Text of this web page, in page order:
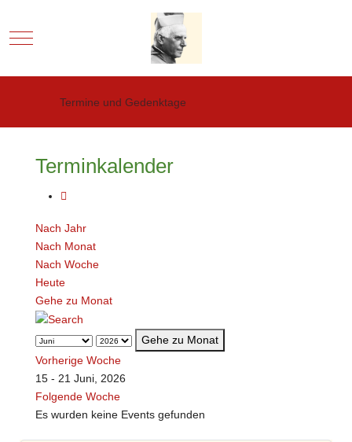
Mobile Menu Toggle
Termine und Gedenktage
Terminkalender
Nach Jahr
Nach Monat
Nach Woche
Heute
Gehe zu Monat
Gehe zu Monat
Vorherige Woche
15 - 21 Juni, 2026
Folgende Woche
Es wurden keine Events gefunden